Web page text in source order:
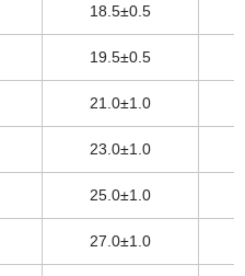
18.5±0.5
19.5±0.5
21.0±1.0
23.0±1.0
25.0±1.0
27.0±1.0